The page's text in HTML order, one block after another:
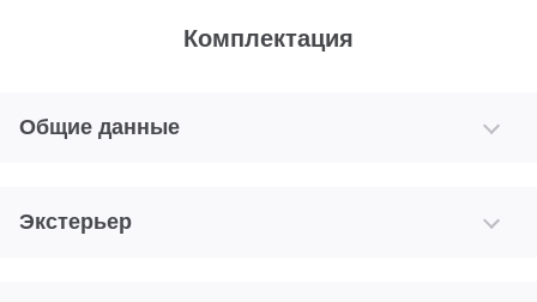
Комплектация
Общие данные
Экстерьер